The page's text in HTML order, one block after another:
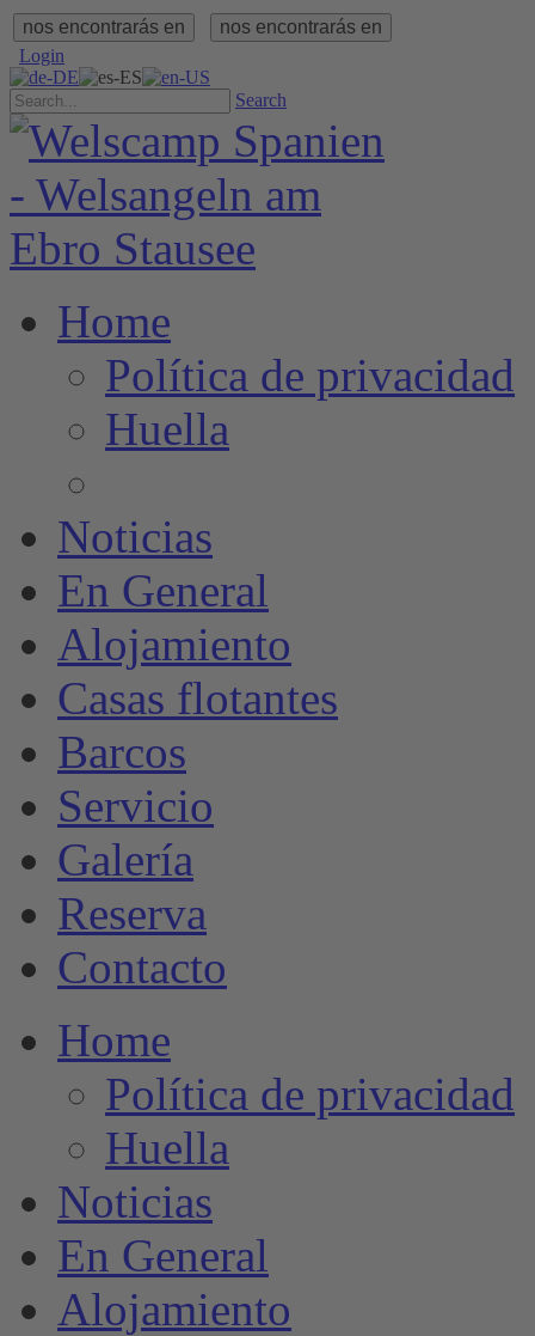
nos encontrarás en
nos encontrarás en
Login
Search
Home
Política de privacidad
Huella
Noticias
En General
Alojamiento
Casas flotantes
Barcos
Servicio
Galería
Reserva
Contacto
Home
Política de privacidad
Huella
Noticias
En General
Alojamiento